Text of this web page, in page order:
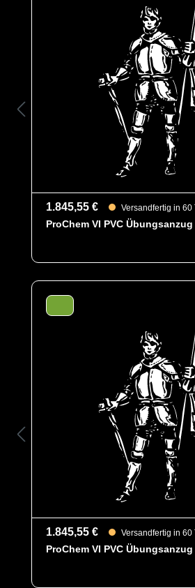
Das für den Anzug verwendete
extrem leichtes und reißfestes
vor Gasen, als auch vor festen,
hochkonzentrierten organischen
Chemikalien und biologischen
Ein Schutz vor militärischen
gegeben. Es ist antistatisch
Des Weiteren ist der Anzug mit
Stiefelsocken für ein bequemeres
einen besseren Schutz der Füße
und einem Tropfrand, für ein
Flüssigkeiten ausgestattet.
B = Tropfrand
Schutztypen
ProChem VI
4260541389262
6001-GRN-XXL
Merkmale
- Extrem leichtes,
- Großes Visier für
- Großzügig
optimale
- mit integrierten
m.Tropfstulpen (AB)
- Gewicht: 331 g/m²
- Material:
1.845,55 € Versandfertig in 60
ProChem VI PVC Übungsanzug
1.845,55 € Versandfertig in 60
ProChem VI PVC Übungsanzug